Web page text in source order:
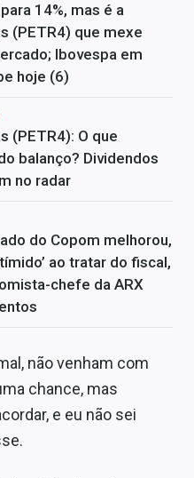
14%, mas é a
(PETR4) que mexe
Ibovespa em
hoje (6)
(PETR4): O que
balanço? Dividendos
no radar
do Copom melhorou,
ao tratar do fiscal,
chefe da ARX
não venham com
chance, mas
e eu não sei